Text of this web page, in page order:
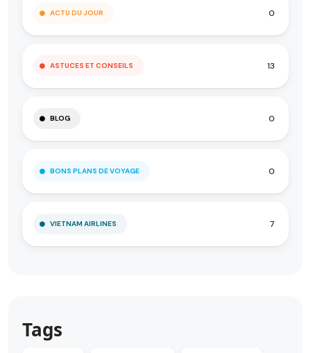
ACTU DU JOUR 0
ASTUCES ET CONSEILS 13
BLOG 0
BONS PLANS DE VOYAGE 0
VIETNAM AIRLINES 7
Tags